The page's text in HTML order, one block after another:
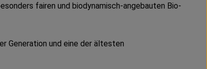
fairen und biodynamisch-angebauten Bio-
Generation und eine der ältesten